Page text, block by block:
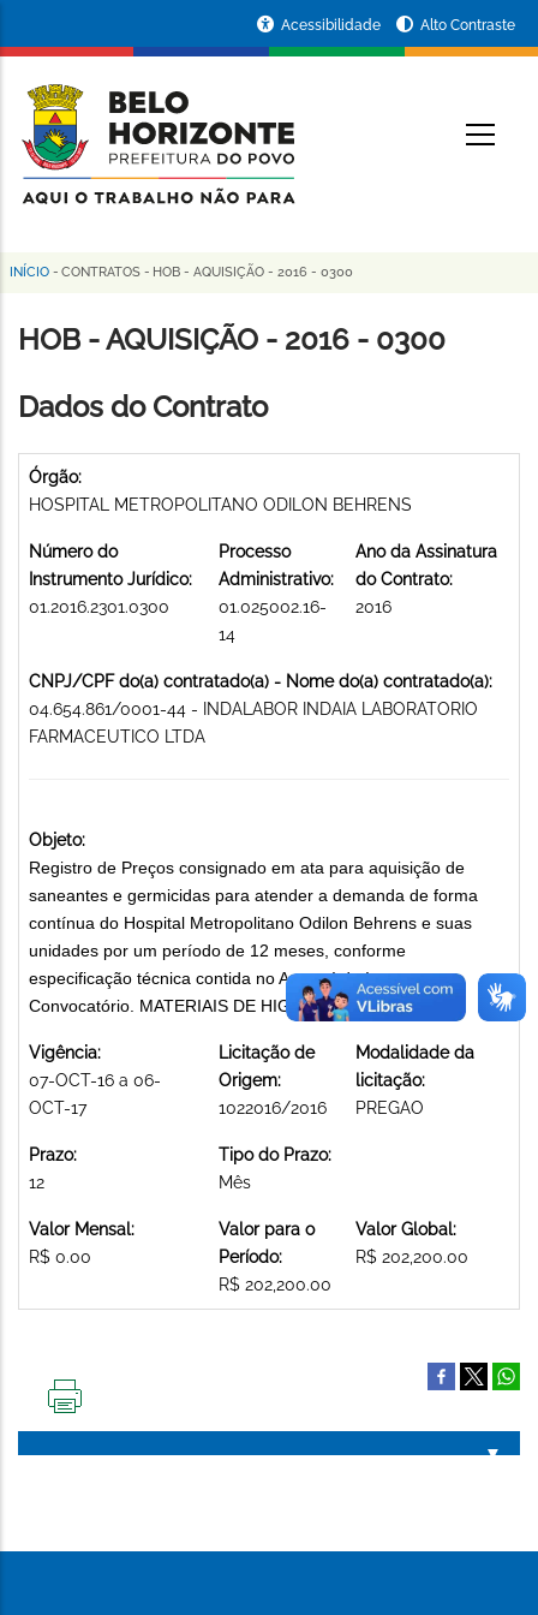
conteúdo
principal
da
Prefeitura
de
Horizonte
Acessibilidade Alto Contraste
Trilha
de
INÍCIO - CONTRATOS - HOB - AQUISIÇÃO - 2016 - 0300
HOB - AQUISIÇÃO - 2016 - 0300
Dados do Contrato
Órgão:
HOSPITAL METROPOLITANO ODILON BEHRENS
Número do
Instrumento Jurídico:
01.2016.2301.0300
Processo
Administrativo:
01.025002.16-
14
Ano da Assinatura
do Contrato:
2016
CNPJ/CPF do(a) contratado(a) - Nome do(a) contratado(a):
04.654.861/0001-44 - INDALABOR INDAIA LABORATORIO
FARMACEUTICO LTDA
Objeto:
Registro de Preços consignado em ata para aquisição de
saneantes e germicidas para atender a demanda de forma
contínua do Hospital Metropolitano Odilon Behrens e suas
unidades por um período de 12 meses, conforme
especificação técnica contida no Anexo I do Instrumento
Convocatório. MATERIAIS DE HIGIENE E LIMPEZA
Vigência:
07-OCT-16 a 06-
OCT-17
Licitação de
Origem:
1022016/2016
Modalidade da
licitação:
PREGAO
Prazo:
12
Tipo do Prazo:
Mês
Valor Mensal:
R$ 0.00
Valor para o
Período:
R$ 202,200.00
Valor Global:
R$ 202,200.00
PÁGINA